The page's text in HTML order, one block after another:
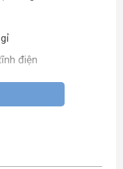
điện
có màn hình